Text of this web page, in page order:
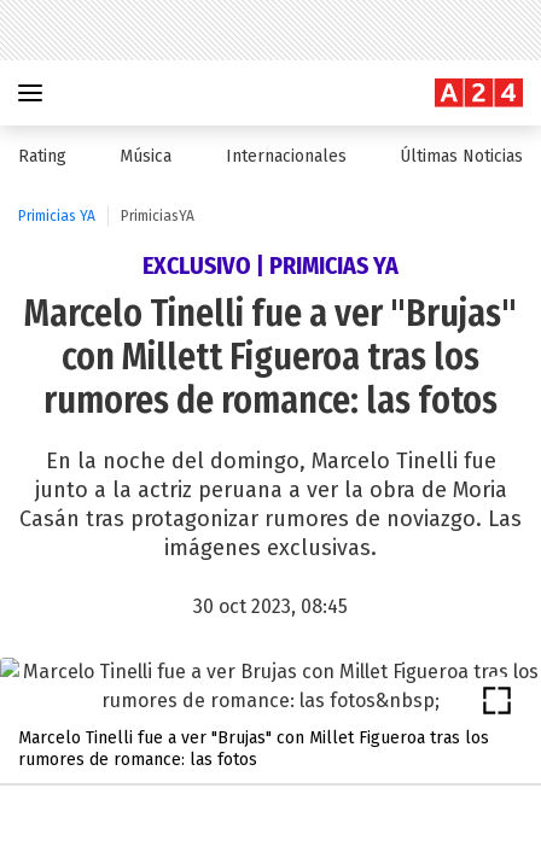
Rating Música Internacionales Últimas Noticias
Primicias YA PrimiciasYA
EXCLUSIVO | PRIMICIAS YA
Marcelo Tinelli fue a ver "Brujas"
con Millett Figueroa tras los
rumores de romance: las fotos
En la noche del domingo, Marcelo Tinelli fue
junto a la actriz peruana a ver la obra de Moria
Casán tras protagonizar rumores de noviazgo. Las
imágenes exclusivas.
30 oct 2023, 08:45
Marcelo Tinelli fue a ver "Brujas" con Millet Figueroa tras los
rumores de romance: las fotos